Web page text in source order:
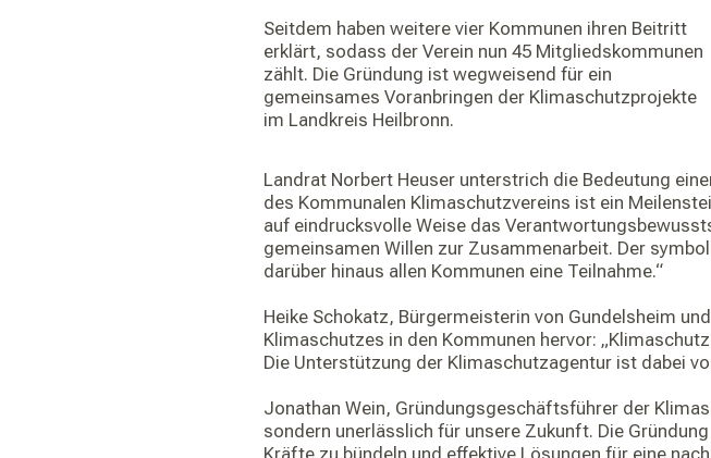
Seitdem haben weitere vier Kommunen ihren Beitritt
erklärt, sodass der Verein nun 45 Mitgliedskommunen
zählt. Die Gründung ist wegweisend für ein
gemeinsames Voranbringen der Klimaschutzprojekte
im Landkreis Heilbronn.
Landrat Norbert Heuser unterstrich die Bedeutung
des Kommunalen Klimaschutzvereins ist ein
auf eindrucksvolle Weise das
gemeinsamen Willen zur Zusammenarbeit. Der
darüber hinaus allen Kommunen eine Teilnahme.“
Heike Schokatz, Bürgermeisterin von Gundelsheim
Klimaschutzes in den Kommunen hervor:
Die Unterstützung der Klimaschutzagentur ist dabei
Jonathan Wein, Gründungsgeschäftsführer der
sondern unerlässlich für unsere Zukunft. Die
Kräfte zu bündeln und effektive Lösungen für eine